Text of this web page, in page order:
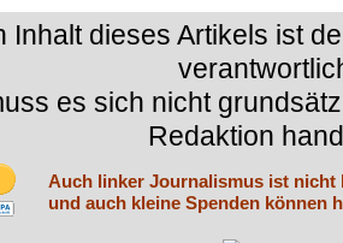
Inhalt dieses Artikels ist
es sich nicht
Redaktion
Auch linker Journalismus ist nicht
und auch kleine Spenden können